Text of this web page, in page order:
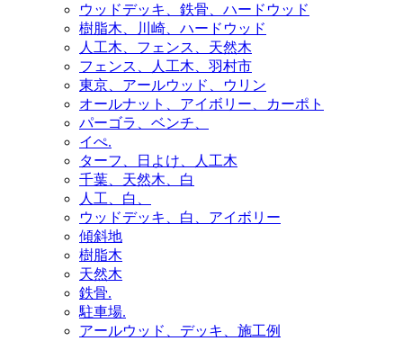
ウッドデッキ、鉄骨、ハードウッド
樹脂木、川崎、ハードウッド
人工木、フェンス、天然木
フェンス、人工木、羽村市
東京、アールウッド、ウリン
オールナット、アイボリー、カーポト
パーゴラ、ベンチ、
イぺ.
ターフ、日よけ、人工木
千葉、天然木、白
人工、白、
ウッドデッキ、白、アイボリー
傾斜地
樹脂木
天然木
鉄骨.
駐車場.
アールウッド、デッキ、施工例